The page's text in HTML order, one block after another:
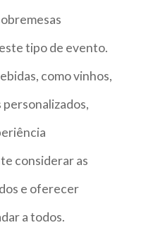
tipo de evento.
como vinhos,
considerar as
e oferecer
a todos.